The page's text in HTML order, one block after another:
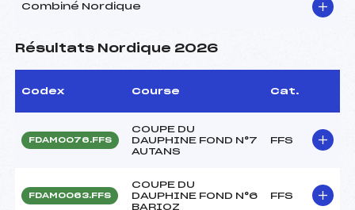
Combiné Nordique
Résultats Nordique 2026
Codex Course Cat.
FDAM0076.FFS
COUPE DU
DAUPHINE FOND N°7
AUTANS
FFS
FDAM0063.FFS
COUPE DU
DAUPHINE FOND N°6
BARIOZ
FFS